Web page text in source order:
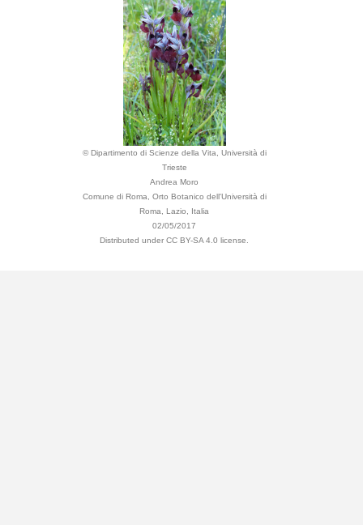
© Dipartimento di Scienze della Vita, Università di
Trieste
Andrea Moro
Comune di Roma, Orto Botanico dell'Università di
Roma, Lazio, Italia
02/05/2017
Distributed under CC BY-SA 4.0 license.